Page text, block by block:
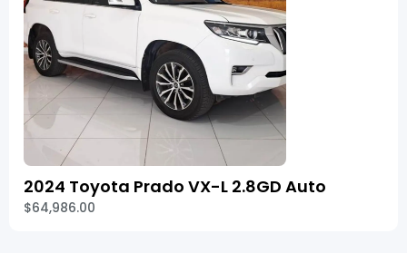
2024 Toyota Prado VX-L 2.8GD Auto
$64,986.00